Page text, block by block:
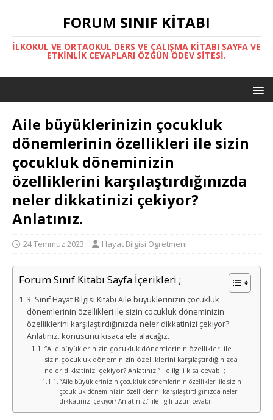
FORUM SINIF KITABI
İLKOKUL VE ORTAOKUL DERS VE ÇALIŞMA KITABI SAYFA VE
ETKINLIK CEVAPLARI ÖZGÜN ÖDEV SITESI.
Aile büyüklerinizin çocukluk
dönemlerinin özellikleri ile sizin
çocukluk döneminizin
özelliklerini karşılaştırdığınızda
neler dikkatinizi çekiyor?
Anlatınız.
24 Temmuz 2023 Hayat Bilgisi Ogretmeni
Forum Sınıf Kitabı Sayfa İçerikleri ;
3. Sınıf Hayat Bilgisi Kitabı Aile büyüklerinizin çocukluk
dönemlerinin özellikleri ile sizin çocukluk döneminizin
özelliklerini karşılaştırdığınızda neler dikkatinizi çekiyor?
Anlatınız. konusunu kısaca ele alacağız.
“Aile büyüklerinizin çocukluk dönemlerinin özellikleri ile
sizin çocukluk döneminizin özelliklerini karşılaştırdığınızda
neler dikkatinizi çekiyor? Anlatınız.” ile ilgili kısa cevabı ;
“Aile büyüklerinizin çocukluk dönemlerinin özellikleri ile sizin
çocukluk döneminizin özelliklerini karşılaştırdığınızda neler
dikkatinizi çekiyor? Anlatınız.” ile ilgili uzun cevabı ;